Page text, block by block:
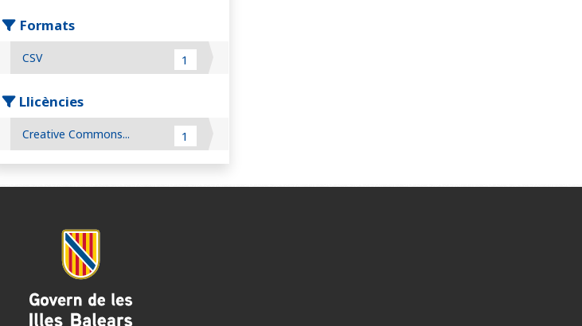
Formats
CSV 1
Llicències
Creative Commons... 1